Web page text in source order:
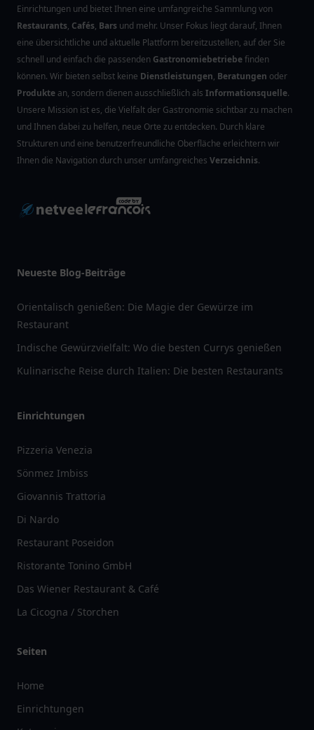
Einrichtungen und bietet Ihnen eine umfangreiche Sammlung von
Restaurants, Cafés, Bars und mehr. Unser Fokus liegt darauf, Ihnen
eine übersichtliche und aktuelle Plattform bereitzustellen, auf der Sie
schnell und einfach die passenden Gastronomiebetriebefinden
können. Wir bieten selbst keine Dienstleistungen, Beratungen oder
Produkte an, sondern dienen ausschließlich als Informationsquelle.
Unsere Mission ist es, die Vielfalt der Gastronomie sichtbar zu machen
und Ihnen dabei zu helfen, neue Orte zu entdecken. Durch klare
Strukturen und eine benutzerfreundliche Oberfläche erleichtern wir
Ihnen die Navigation durch unser umfangreiches Verzeichnis.
Neueste Blog-Beiträge
Orientalisch genießen: Die Magie der Gewürze im
Restaurant
Indische Gewürzvielfalt: Wo die besten Currys genießen
Kulinarische Reise durch Italien: Die besten Restaurants
Einrichtungen
Pizzeria Venezia
Sönmez Imbiss
Giovannis Trattoria
Di Nardo
Restaurant Poseidon
Ristorante Tonino GmbH
Das Wiener Restaurant & Café
La Cicogna / Storchen
Seiten
Home
Einrichtungen